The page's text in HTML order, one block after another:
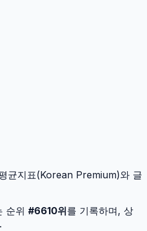
균지표(Korean Premium)와 글
순위 #6610위를 기록하며, 상